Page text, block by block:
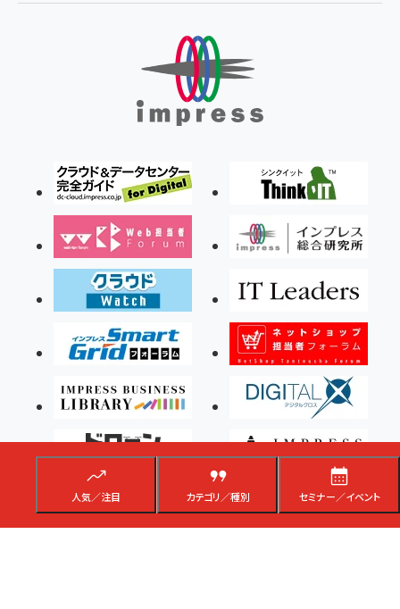
人気／注目 カテゴリ／種別 セミナー／イベント